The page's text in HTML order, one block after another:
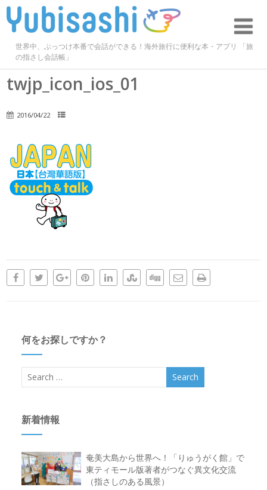
世界中、ぶっつけ本番で会話ができる！海外旅行に便利な本・アプリ 「旅
の指さし会話帳」
twjp_icon_ios_01
2016/04/22
何をお探しですか？
新着情報
奄美大島から世界へ！「りゅうがく館」で
東ティモール版著者がつなぐ異文化交流
（指さしのある風景）